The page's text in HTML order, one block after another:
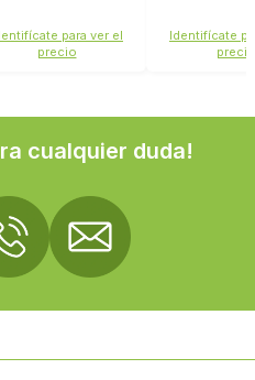
para ver el
precio
Identifícate
precio
cualquier duda!